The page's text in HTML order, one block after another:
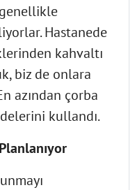
Hastanede
kahvaltı
biz de onlara
azından çorba
kullandı.